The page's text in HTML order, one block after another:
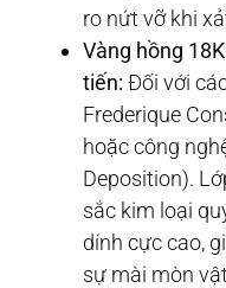
ro nứt vỡ khi
Vàng hồng
tiến: Đối với
Frederique
hoặc công
Deposition).
sắc kim loại
dính cực cao,
sự mài mòn